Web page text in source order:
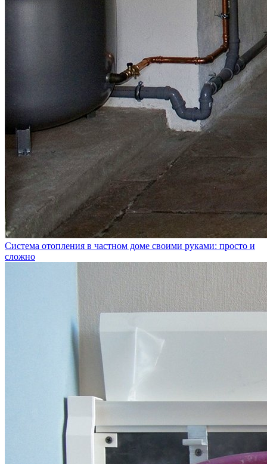
Система отопления в частном доме своими руками: просто и
сложно